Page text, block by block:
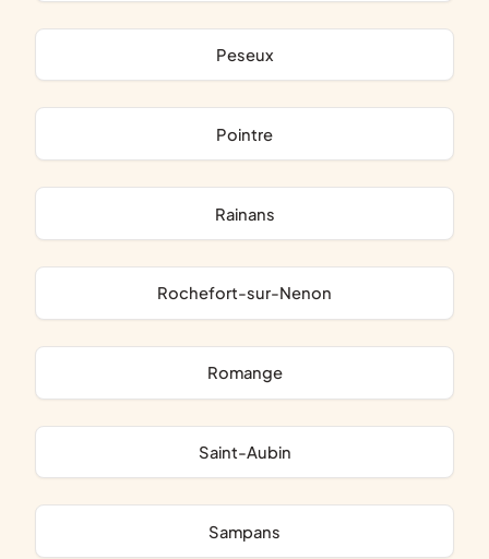
Peseux
Pointre
Rainans
Rochefort-sur-Nenon
Romange
Saint-Aubin
Sampans